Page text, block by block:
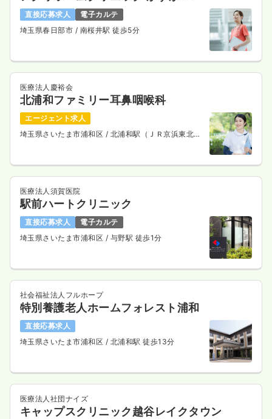
直接応募求人
電子カルテ
埼玉県春日部市 / 南桜井駅 徒歩5分
医療法人慶裕会
北浦和ファミリー耳鼻咽喉科
エージェント求人
埼玉県さいたま市浦和区 / 北浦和駅（ＪＲ京浜東北
医療法人須賀医院
駅前ハートクリニック
直接応募求人
電子カルテ
埼玉県さいたま市浦和区 / 与野駅 徒歩1分
社会福祉法人フルホープ
特別養護老人ホームフォレスト浦和
直接応募求人
埼玉県さいたま市浦和区 / 北浦和駅 徒歩13分
医療法人社団ナイズ
キャップスクリニック越谷レイクタウン